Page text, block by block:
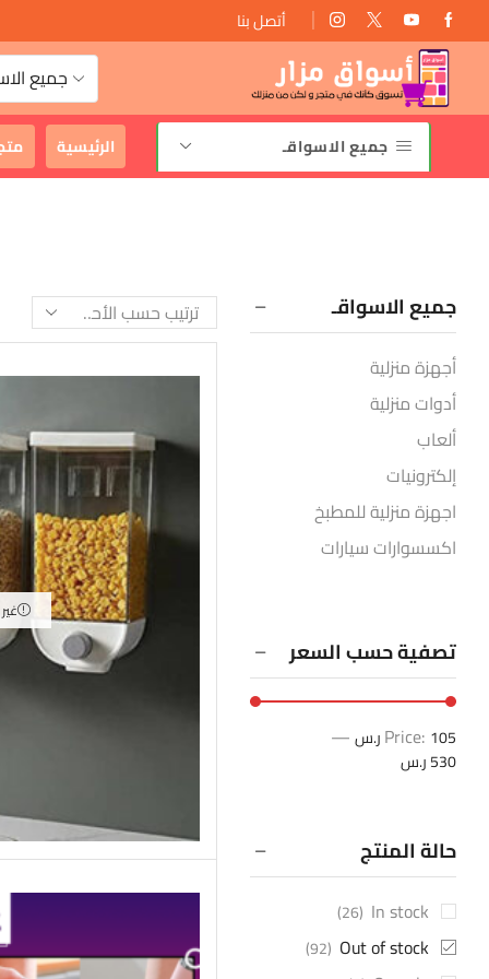
أتصل بنا
جميع
جميع الاسواقـ الرئيسية
جميع الاسواقـ
أجهزة منزلية
أدوات منزلية
ألعاب
إلكترونيات
اجهزة منزلية للمطبخ
اكسسوارات سيارات
العناية الشخصية للرجال
العناية الشخصية للمرأة
تنظيف المنزل
ديكور وإضاءة المنزل
سماعات بلوتوث
عروض أسواق مزار
عروض تاجر الحصرية
عروض رمضان
تصفية حسب السعر
Price: 105 ر.س —
530 ر.س
حالة المنتج
In stock
(26)
Out of stock
(92)